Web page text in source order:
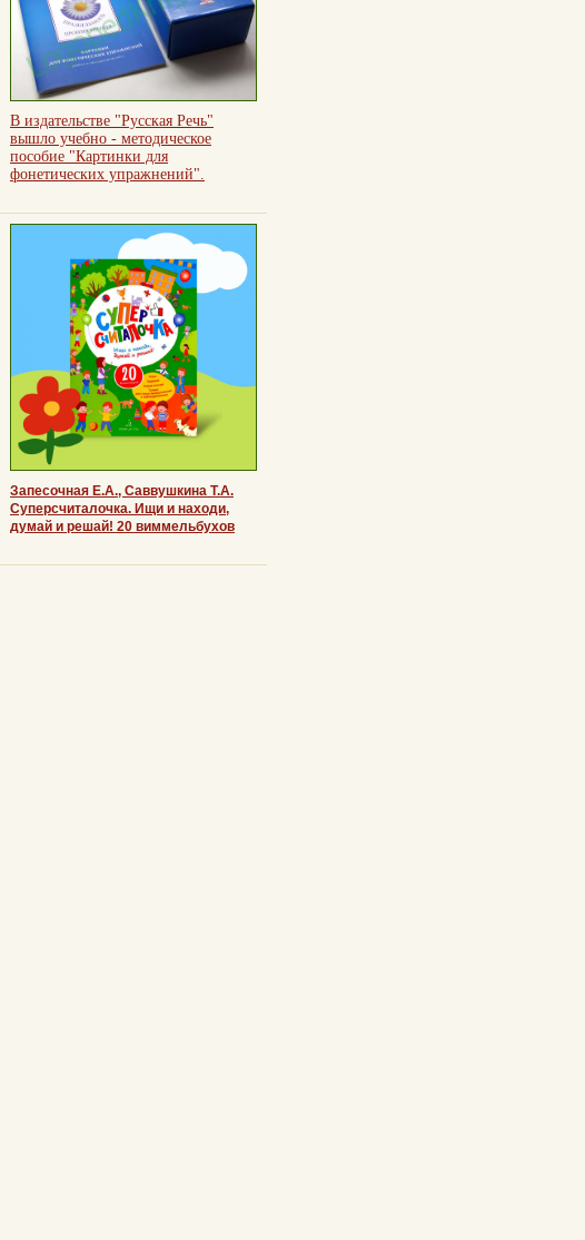
В издательстве "Русская Речь"
вышло учебно - методическое
пособие "Картинки для
фонетических упражнений".
Запесочная Е.А., Саввушкина Т.А.
Суперсчиталочка. Ищи и находи,
думай и решай! 20 виммельбухов